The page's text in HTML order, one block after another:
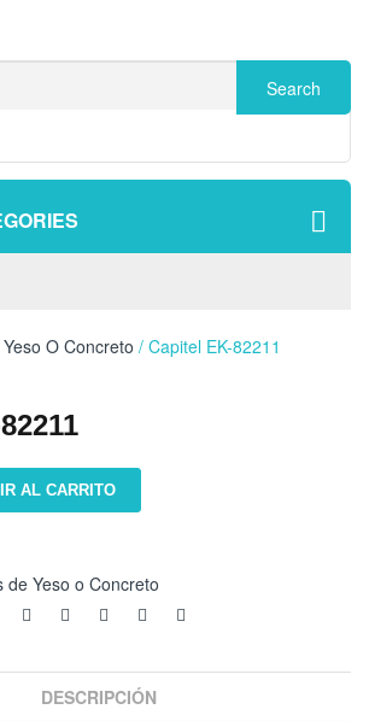
O Concreto / Capitel EK-82211
AL CARRITO
de Yeso o Concreto
DESCRIPCIÓN